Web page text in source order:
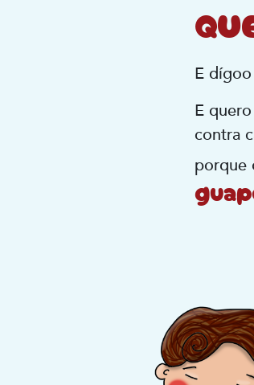
E
E
contra
porque